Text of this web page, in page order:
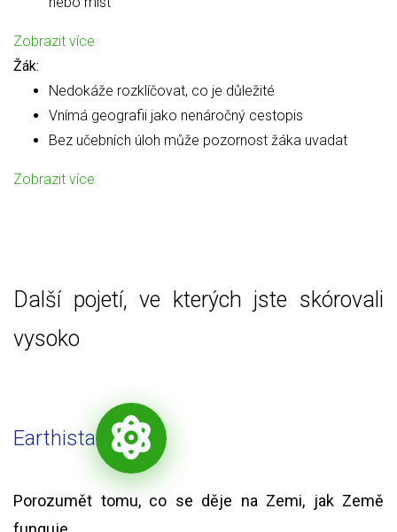
Zobrazit více
Žák:
Nedokáže rozklíčovat, co je důležité
Vnímá geografii jako nenáročný cestopis
Bez učebních úloh může pozornost žáka uvadat
Zobrazit více
Další pojetí, ve kterých jste skórovali
vysoko
Earthista
Porozumět tomu, co se děje na Zemi, jak Země